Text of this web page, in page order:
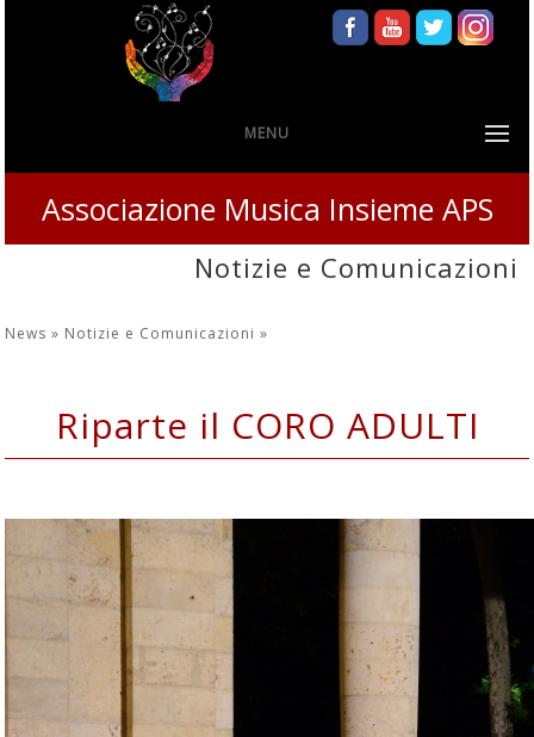
MENU
Associazione Musica Insieme APS
Notizie e Comunicazioni
News » Notizie e Comunicazioni»
Riparte il CORO ADULTI